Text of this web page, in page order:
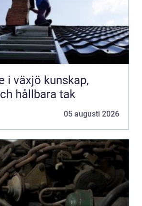
kunskap,
hållbara tak
05 augusti 2026